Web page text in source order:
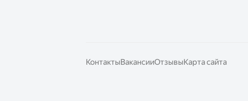
КонтактыВакансииОтзывыКарта сайта